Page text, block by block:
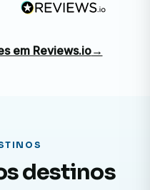
em Reviews.io→
destinos